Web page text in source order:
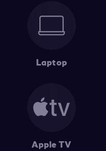
Laptop
Apple TV